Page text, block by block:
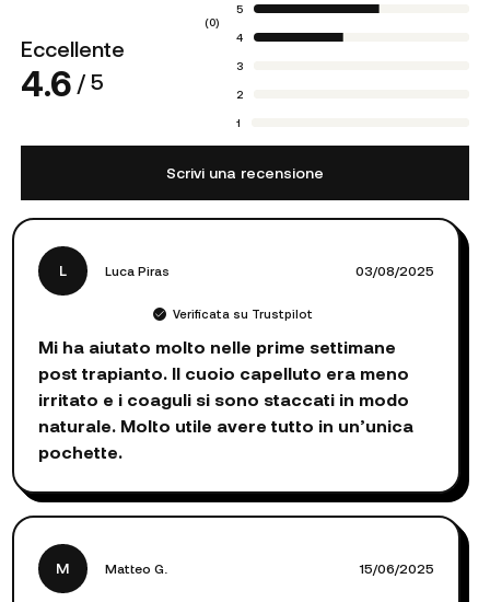
(0)
Eccellente
4.6 / 5
5
4
3
2
1
Scrivi una recensione
L Luca Piras 03/08/2025
Verificata su Trustpilot
Mi ha aiutato molto nelle prime settimane
post trapianto. Il cuoio capelluto era meno
irritato e i coaguli si sono staccati in modo
naturale. Molto utile avere tutto in un’unica
pochette.
M Matteo G. 15/06/2025